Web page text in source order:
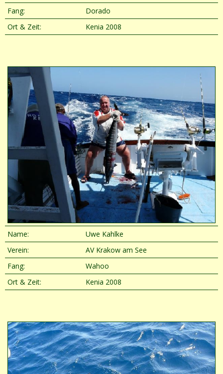
Fang:
Dorado
Ort & Zeit:
Kenia 2008
Name:
Uwe Kahlke
Verein:
AV Krakow am See
Fang:
Wahoo
Ort & Zeit:
Kenia 2008